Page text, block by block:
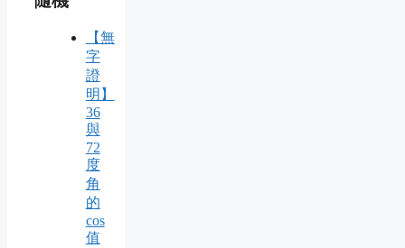
【無
字
證
明】
36
與
72
度
角
的
cos
值